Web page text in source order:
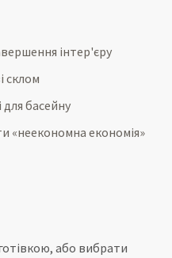
інтер'єру
склом
басейну
«неекономна економія»
або вибрати